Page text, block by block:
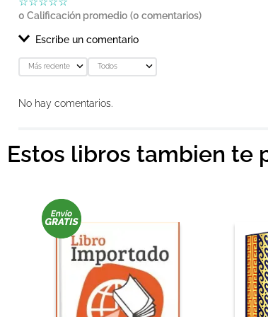
0 Calificación promedio (0 comentarios)
Escribe un comentario
Agregar comentario
★★★
Tu nombre
Dirección de email
Más reciente Todos
No hay comentarios.
Estos libros tambien te